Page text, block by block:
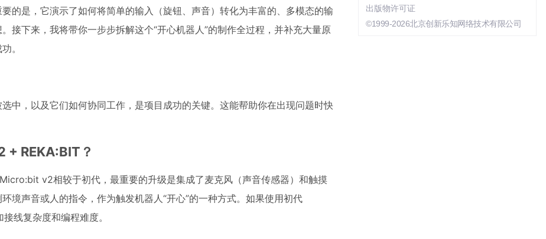
的是，它演示了如何将简单的输入（旋钮、声音）转化为丰富的、多模态的输
接下来，我将带你一步步拆解这个“开心机器人”的制作全过程，并补充大量原
。
中，以及它们如何协同工作，是项目成功的关键。这能帮助你在出现问题时快
+ REKA:BIT？
v2相较于初代，最重要的升级是集成了麦克风（声音传感器）和触摸
境声音或人的指令，作为触发机器人“开心”的一种方式。如果使用初代
线复杂度和编程难度。
出版物许可证
©1999-2026北京创新乐知网络技术有限公司